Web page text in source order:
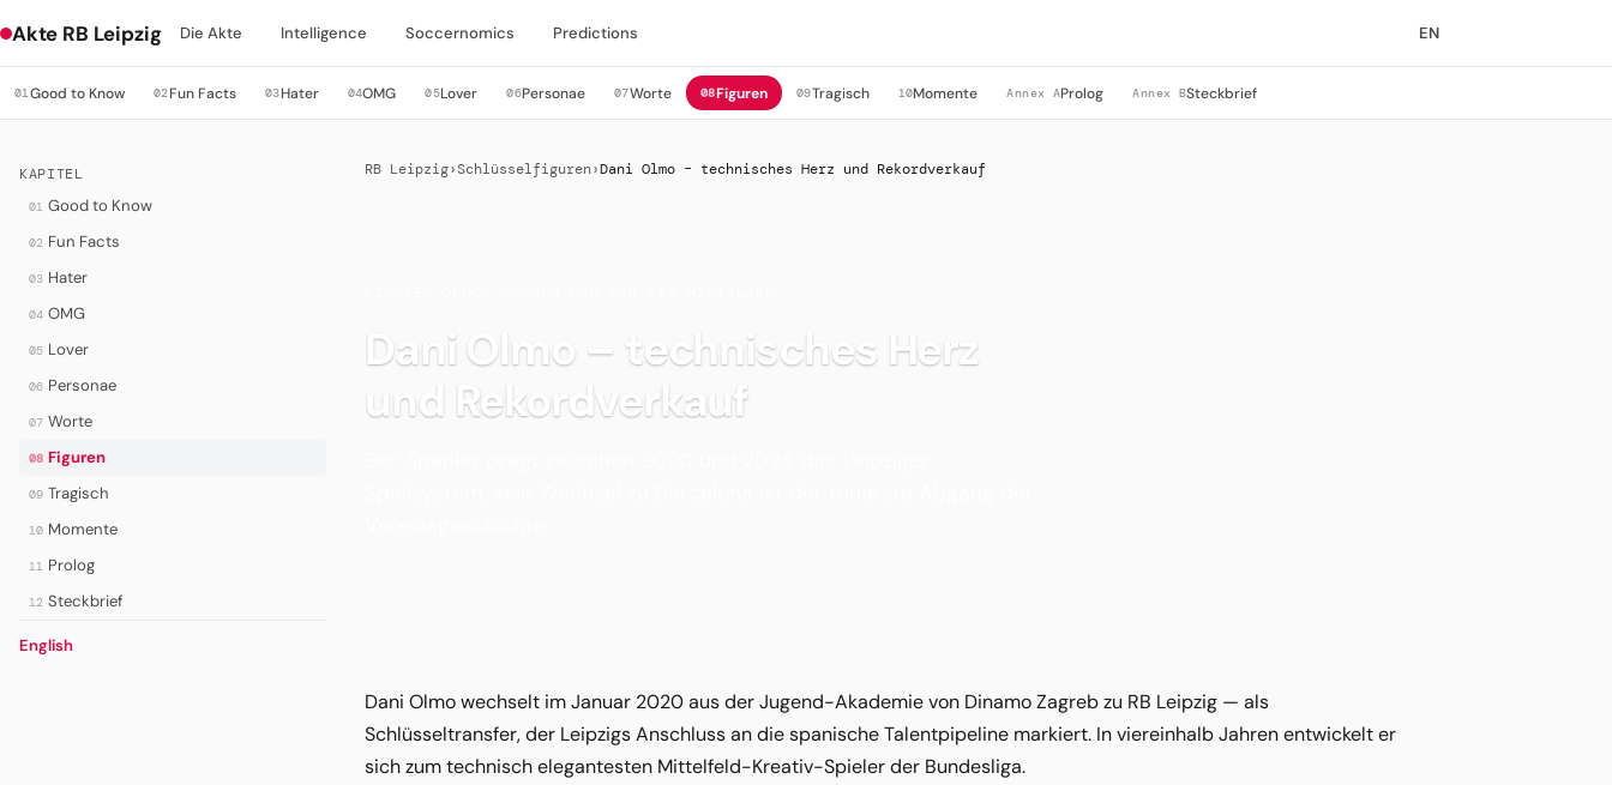
Akte RB Leipzig Die Akte Intelligence Soccernomics Predictions EN
01Good to Know 02Fun Facts 03Hater 04OMG 05Lover 06Personae 07Worte 08Figuren 09Tragisch 10Momente Annex AProlog Annex BSteckbrief
KAPITEL
01 Good to Know
02 Fun Facts
03 Hater
04 OMG
05 Lover
06 Personae
07 Worte
08 Figuren
09 Tragisch
10 Momente
11 Prolog
12 Steckbrief
English
RB Leipzig› Schlüsselfiguren›Dani Olmo – technisches Herz und Rekordverkauf
Dani Olmo – technisches Herz
und Rekordverkauf
Dani Olmo wechselt im Januar 2020 aus der Jugend-Akademie von Dinamo Zagreb zu RB Leipzig — als
Schlüsseltransfer, der Leipzigs Anschluss an die spanische Talentpipeline markiert. In viereinhalb Jahren entwickelt er
sich zum technisch elegantesten Mittelfeld-Kreativ-Spieler der Bundesliga.